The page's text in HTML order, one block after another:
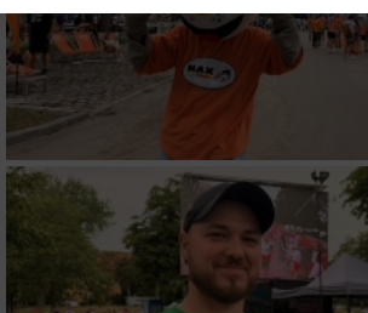
Website/App.
Partnerliste anzeigen (1 IAB-Anbieter)
Wir nutzen Ihre Daten für folgende Zwecke:
IAB-Verarbeitungszwecke:
Speichern von oder Zugriff auf
auf einem Endgerät
Verwendung reduzierter Daten zur
von Werbeanzeigen